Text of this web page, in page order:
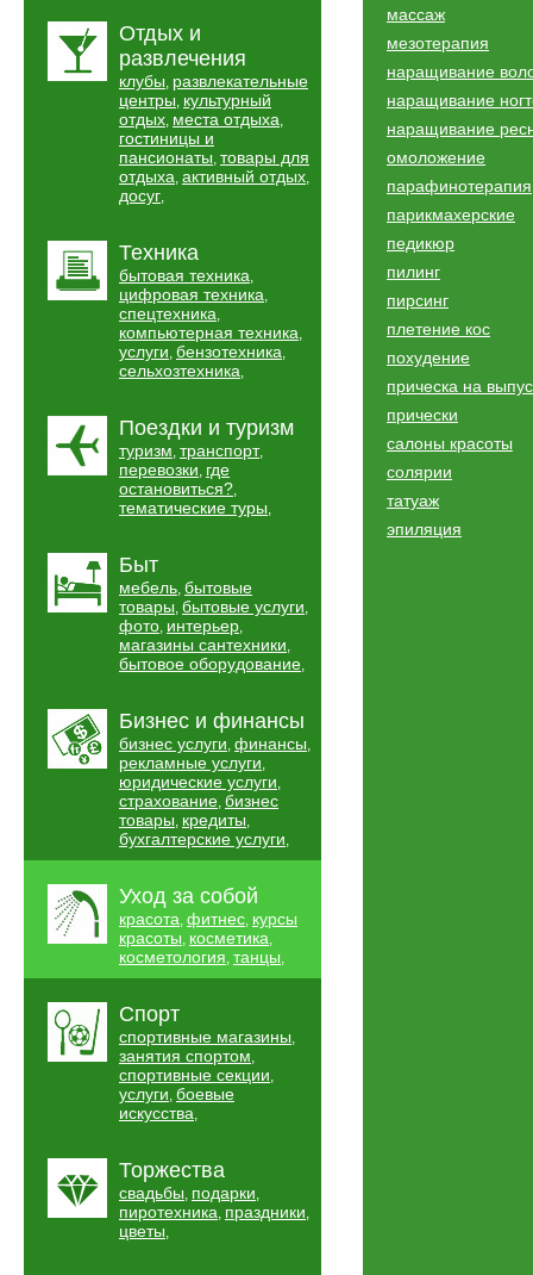
Отдых и
развлечения
клубы, развлекательные
центры, культурный
отдых, места отдыха,
гостиницы и
пансионаты, товары для
отдыха, активный отдых,
досуг,
Техника
бытовая техника,
цифровая техника,
спецтехника,
компьютерная техника,
услуги, бензотехника,
сельхозтехника,
Поездки и туризм
туризм, транспорт,
перевозки, где
остановиться?,
тематические туры,
Быт
мебель, бытовые
товары, бытовые услуги,
фото, интерьер,
магазины сантехники,
бытовое оборудование,
Бизнес и финансы
бизнес услуги, финансы,
рекламные услуги,
юридические услуги,
страхование, бизнес
товары, кредиты,
бухгалтерские услуги,
Уход за собой
красота, фитнес, курсы
красоты, косметика,
косметология, танцы,
Спорт
спортивные магазины,
занятия спортом,
спортивные секции,
услуги, боевые
искусства,
Торжества
свадьбы, подарки,
пиротехника, праздники,
цветы,
массаж
мезотерапия
наращивание
наращивание
наращивание
омоложение
парафинотерапия
парикмахерские
педикюр
пилинг
пирсинг
плетение кос
похудение
прическа на
прически
салоны красоты
солярии
татуаж
эпиляция